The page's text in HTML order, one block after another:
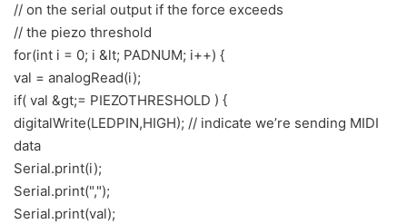
// on the serial output if the force exceeds
// the piezo threshold
for(int i = 0; i &lt; PADNUM; i++) {
val = analogRead(i);
if( val &gt;= PIEZOTHRESHOLD ) {
digitalWrite(LEDPIN,HIGH); // indicate we’re sending MIDI
data
Serial.print(i);
Serial.print(",");
Serial.print(val);